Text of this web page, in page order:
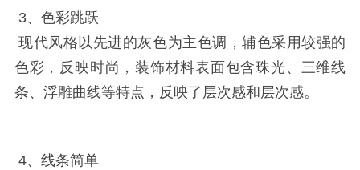
3、色彩跳跃
现代风格以先进的灰色为主色调，辅色采用较强的
色彩，反映时尚，装饰材料表面包含珠光、三维线
条、浮雕曲线等特点，反映了层次感和层次感。
4、线条简单